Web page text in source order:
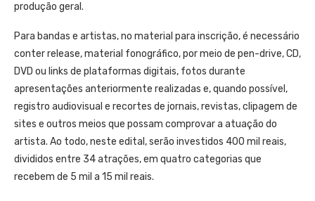
produção geral.
Para bandas e artistas, no material para inscrição, é necessário
conter release, material fonográfico, por meio de pen-drive, CD,
DVD ou links de plataformas digitais, fotos durante
apresentações anteriormente realizadas e, quando possível,
registro audiovisual e recortes de jornais, revistas, clipagem de
sites e outros meios que possam comprovar a atuação do
artista. Ao todo, neste edital, serão investidos 400 mil reais,
divididos entre 34 atrações, em quatro categorias que
recebem de 5 mil a 15 mil reais.